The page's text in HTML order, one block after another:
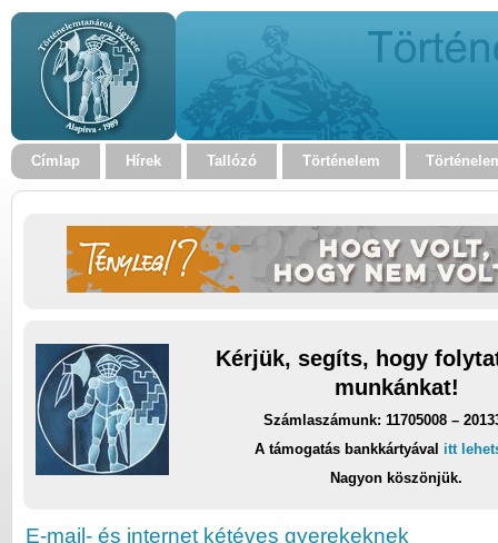
Címlap Hírek Tallózó Történelem
Kérjük, segíts, hogy
munkánkat!
Számlaszámunk: 11705008 –
A támogatás bankkártyával itt
Nagyon köszönjük.
E-mail- és internet kétéves gyerekeknek